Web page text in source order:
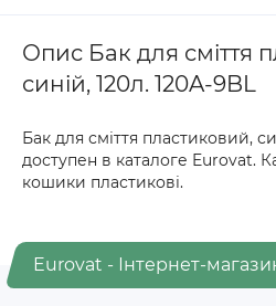
Опис Бак для сміття
синій, 120л. 120A-9BL
Бак для сміття пластиковий,
доступен в каталоге Eurovat.
кошики пластикові.
Eurovat - Інтернет-